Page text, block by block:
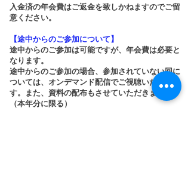
入金済の年会費はご返金を致しかねますのでご留
意ください。
【途中からのご参加について】
途中からのご参加は可能ですが、年会費は必要と
なります。
途中からのご参加の場合、参加されていない回に
ついては、オンデマンド配信でご視聴いただけま
す。また、資料の配布もさせていただきます。
（本年分に限る）